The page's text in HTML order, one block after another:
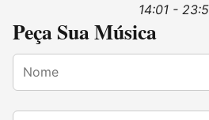
14:01 -
Peça Sua Música